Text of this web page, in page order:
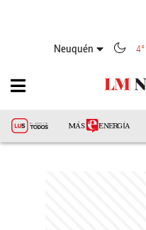
Neuquén 4°